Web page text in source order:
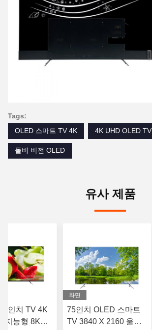
Tags:
OLED 스마트 TV 4K
4K UHD OLED TV
돌비 비전 OLED
유사 제품
인치 TV 4K
지능형 8K
화면
75인치 OLED 스마트
TV 3840 X 2160 울트